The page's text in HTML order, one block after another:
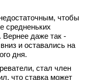
чтобы
средненьких
Вернее даже так -
и оставались на
дня.
стал член
что ставка может